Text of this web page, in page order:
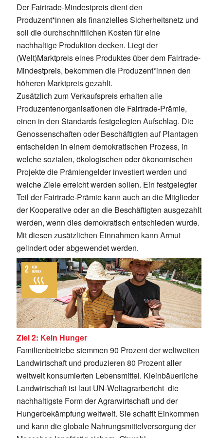
Der Fairtrade-Mindestpreis dient den
Produzent*innen als finanzielles Sicherheitsnetz und
soll die durchschnittlichen Kosten für eine
nachhaltige Produktion decken. Liegt der
(Welt)Marktpreis eines Produktes über dem Fairtrade-
Mindestpreis, bekommen die Produzent*innen den
höheren Marktpreis gezahlt.
Zusätzlich zum Verkaufspreis erhalten alle
Produzentenorganisationen die Fairtrade-Prämie,
einen in den Standards festgelegten Aufschlag. Die
Genossenschaften oder Beschäftigten auf Plantagen
entscheiden in einem demokratischen Prozess, in
welche sozialen, ökologischen oder ökonomischen
Projekte die Prämiengelder investiert werden und
welche Ziele erreicht werden sollen. Ein festgelegter
Teil der Fairtrade-Prämie kann auch an die Mitglieder
der Kooperative oder an die Beschäftigten ausgezahlt
werden, wenn dies demokratisch entschieden wurde.
Mit diesen zusätzlichen Einnahmen kann Armut
gelindert oder abgewendet werden.
Ziel 2: Kein Hunger
Familienbetriebe stemmen 90 Prozent der weltweiten
Landwirtschaft und produzieren 80 Prozent aller
weltweit konsumierten Lebensmittel. Kleinbäuerliche
Landwirtschaft ist laut UN-Weltagrarbericht die
nachhaltigste Form der Agrarwirtschaft und der
Hungerbekämpfung weltweit. Sie schafft Einkommen
und kann die globale Nahrungsmittelversorgung der